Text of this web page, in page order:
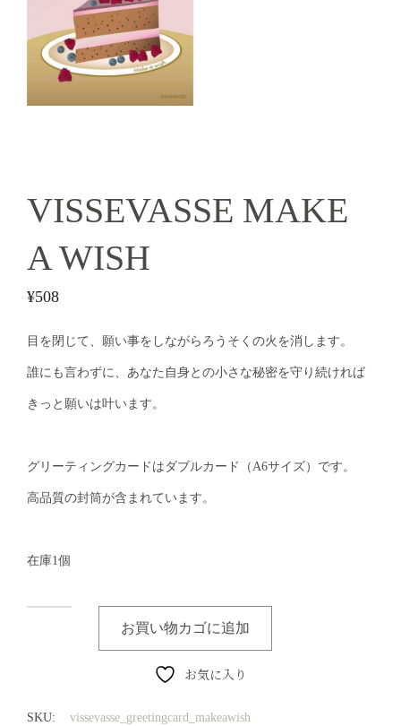
VISSEVASSE MAKE
A WISH
¥508
目を閉じて、願い事をしながらろうそくの火を消します。
誰にも言わずに、あなた自身との小さな秘密を守り続ければ
きっと願いは叶います。
グリーティングカードはダブルカード（A6サイズ）です。
高品質の封筒が含まれています。
在庫1個
お買い物カゴに追加
お気に入り
SKU: vissevasse_greetingcard_makeawish